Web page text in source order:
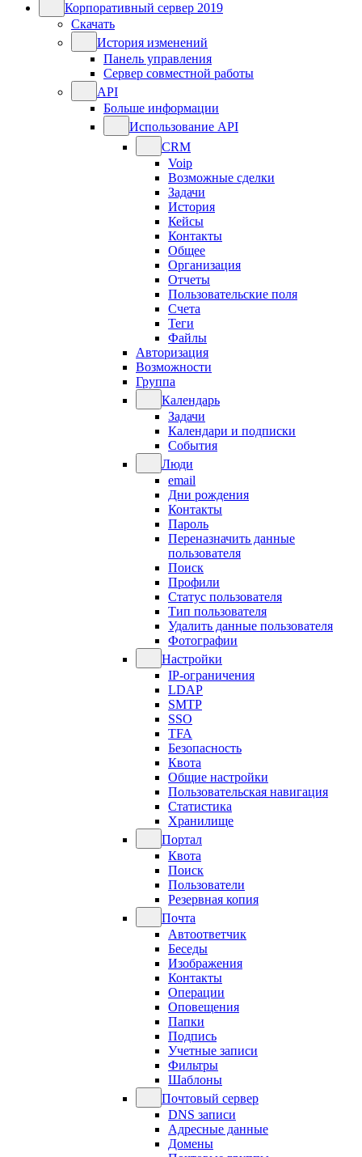
Корпоративный сервер 2019
Скачать
История изменений
Панель управления
Сервер совместной работы
API
Больше информации
Использование API
CRM
Voip
Возможные сделки
Задачи
История
Кейсы
Контакты
Общее
Организация
Отчеты
Пользовательские поля
Счета
Теги
Файлы
Авторизация
Возможности
Группа
Календарь
Задачи
Календари и подписки
События
Люди
email
Дни рождения
Контакты
Пароль
Переназначить данные
пользователя
Поиск
Профили
Статус пользователя
Тип пользователя
Удалить данные пользователя
Фотографии
Настройки
IP-ограничения
LDAP
SMTP
SSO
TFA
Безопасность
Квота
Общие настройки
Пользовательская навигация
Статистика
Хранилище
Портал
Квота
Поиск
Пользователи
Резервная копия
Почта
Автоответчик
Беседы
Изображения
Контакты
Операции
Оповещения
Папки
Подпись
Учетные записи
Фильтры
Шаблоны
Почтовый сервер
DNS записи
Адресные данные
Домены